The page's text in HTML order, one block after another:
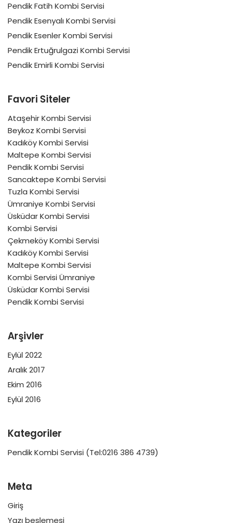
Pendik Fatih Kombi Servisi
Pendik Esenyalı Kombi Servisi
Pendik Esenler Kombi Servisi
Pendik Ertuğrulgazi Kombi Servisi
Pendik Emirli Kombi Servisi
Favori Siteler
Ataşehir Kombi Servisi
Beykoz Kombi Servisi
Kadıköy Kombi Servisi
Maltepe Kombi Servisi
Pendik Kombi Servisi
Sancaktepe Kombi Servisi
Tuzla Kombi Servisi
Ümraniye Kombi Servisi
Üsküdar Kombi Servisi
Kombi Servisi
Çekmeköy Kombi Servisi
Kadıköy Kombi Servisi
Maltepe Kombi Servisi
Kombi Servisi Ümraniye
Üsküdar Kombi Servisi
Pendik Kombi Servisi
Arşivler
Eylül 2022
Aralık 2017
Ekim 2016
Eylül 2016
Kategoriler
Pendik Kombi Servisi (Tel:0216 386 4739)
Meta
Giriş
Yazı beslemesi